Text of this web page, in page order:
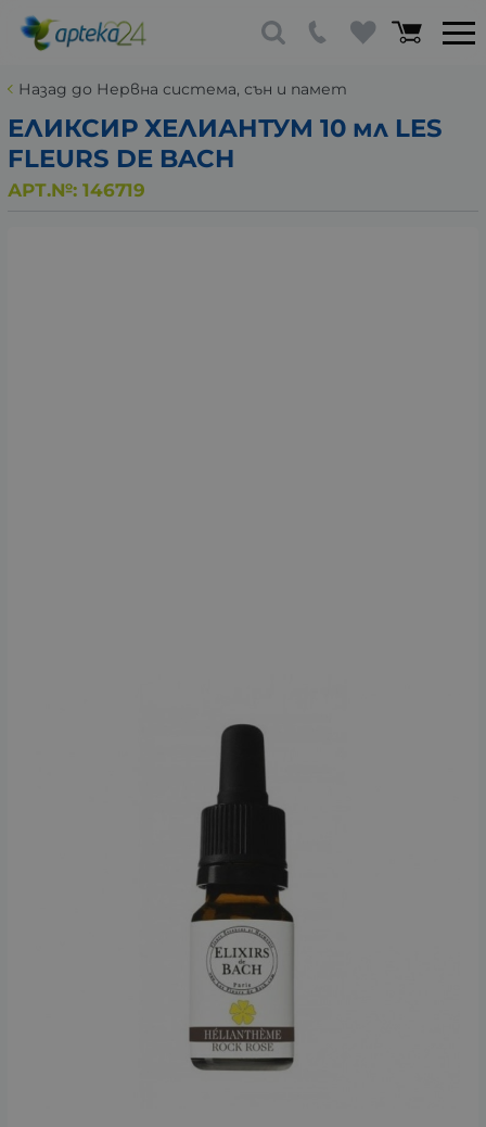
Назад до Нервна система, сън и памет
ЕЛИКСИР ХЕЛИАНТУМ 10 мл LES
FLEURS DE BACH
АРТ.№: 146719